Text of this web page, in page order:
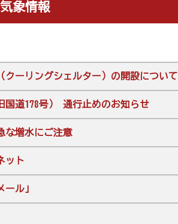
象情報
クーリングシェルター）の開設について
国道178号） 通行止めのお知らせ
な増水にご注意
ット
ル」